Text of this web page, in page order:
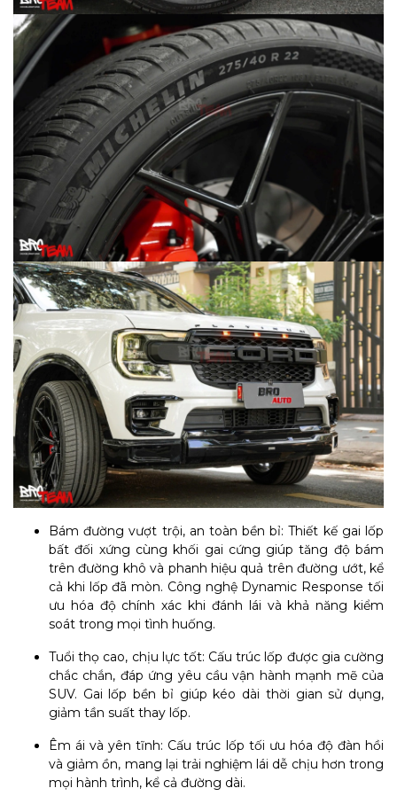
Bám đường vượt trội, an toàn bền bỉ: Thiết kế gai lốp
bất đối xứng cùng khối gai cứng giúp tăng độ bám
trên đường khô và phanh hiệu quả trên đường ướt, kể
cả khi lốp đã mòn. Công nghệ Dynamic Response tối
ưu hóa độ chính xác khi đánh lái và khả năng kiểm
soát trong mọi tình huống.
Tuổi thọ cao, chịu lực tốt: Cấu trúc lốp được gia cường
chắc chắn, đáp ứng yêu cầu vận hành mạnh mẽ của
SUV. Gai lốp bền bỉ giúp kéo dài thời gian sử dụng,
giảm tần suất thay lốp.
Êm ái và yên tĩnh: Cấu trúc lốp tối ưu hóa độ đàn hồi
và giảm ồn, mang lại trải nghiệm lái dễ chịu hơn trong
mọi hành trình, kể cả đường dài.